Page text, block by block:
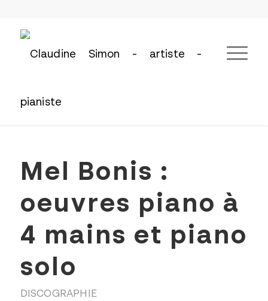
Mel Bonis :
oeuvres piano à
4 mains et piano
solo
DISCOGRAPHIE